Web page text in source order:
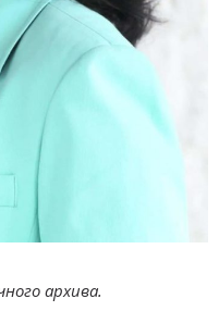
архива.